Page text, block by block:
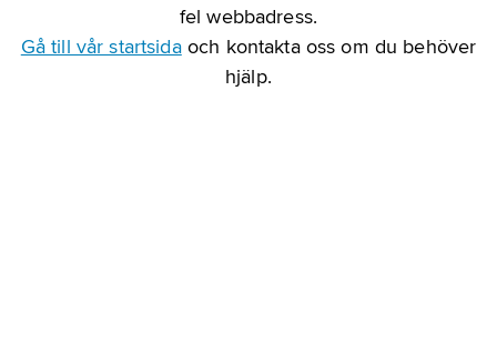
fel webbadress.
Gå till vår startsidaoch kontakta oss om du behöver
hjälp.